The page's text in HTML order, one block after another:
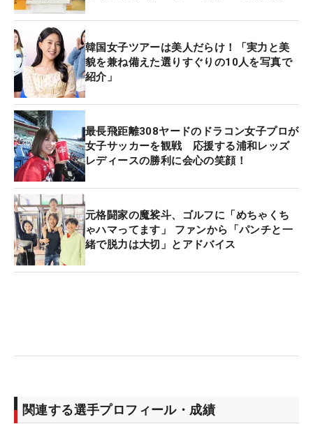
韓国女子ツアーは美人だらけ！「実力と美
貌を兼ね備えた選りすぐりの10人を写真で
紹介」
最長飛距離308ヤードのドラコン女子プロが
女子サッカーを観戦 応援する浦和レッズ
レディースの勝利に会心の笑顔！
元格闘家の魔裟斗、ゴルフに「めちゃくち
ゃハマってます」 ファンから「パンチと一
緒で脱力は大切」とアドバイス
関連する選手プロフィール・成績